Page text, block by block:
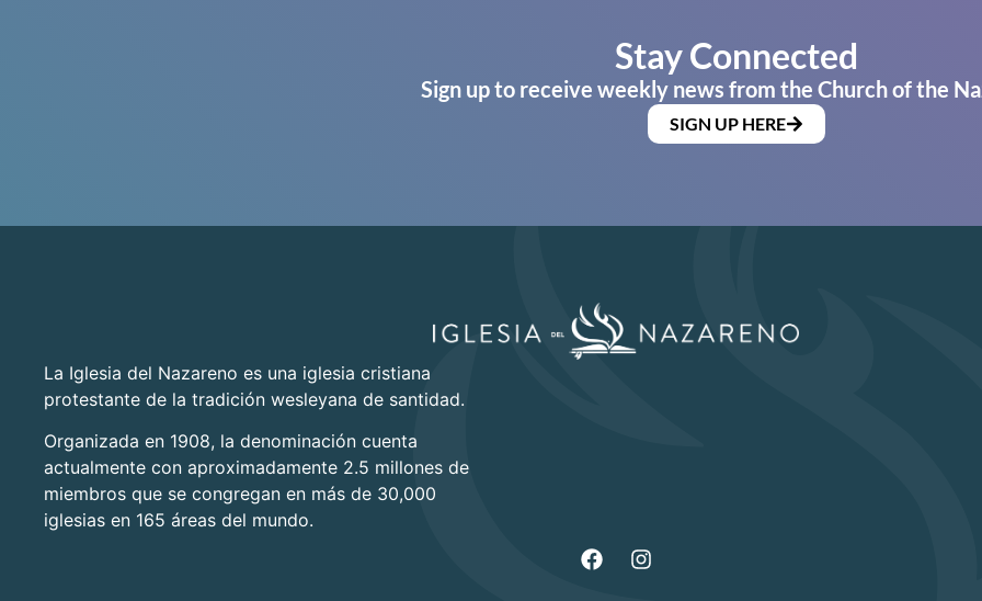
Stay Connected
Sign up to receive weekly news from the Church of the
SIGN UP HERE
La Iglesia del Nazareno es una iglesia cristiana
protestante de la tradición wesleyana de santidad.
Organizada en 1908, la denominación cuenta
actualmente con aproximadamente 2.5 millones de
miembros que se congregan en más de 30,000
iglesias en 165 áreas del mundo.